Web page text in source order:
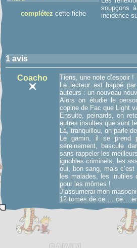
complétez cette fiche
soupçons
incidence
1 avis
Coacho
Tiens, une note d’espoir !
Le lecteur est happé
auteurs : un nouveau
Alors on étudie le
copine de Fac que Light
Ensuite, peinards, on
autres insultes que sont
Là, tranquillou, on parle
Le gamin, il se prend
sereinement, bascule
sans rappeler les
ignobles criminels, les
oui, bon sang, mais
les malades, les inutiles
pour les mômes !
J’assumerai mon
12 tomes de ce … ce…